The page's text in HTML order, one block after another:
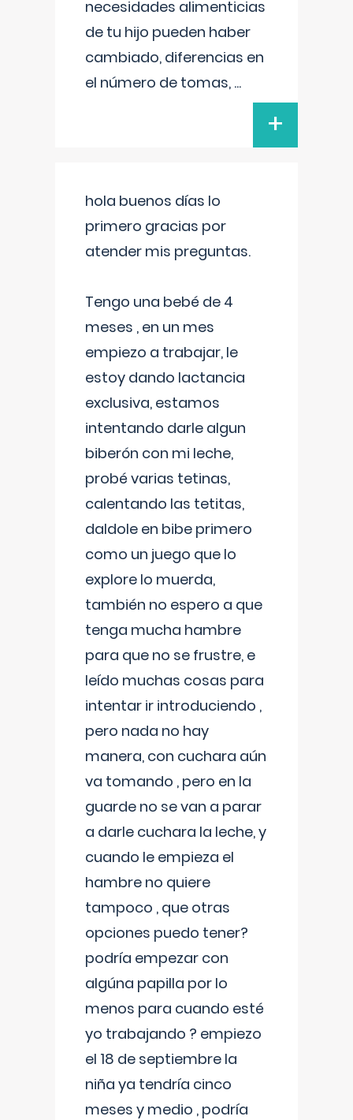
necesidades alimenticias
de tu hijo pueden haber
cambiado, diferencias en
el número de tomas, ...
+
hola buenos días lo
primero gracias por
atender mis preguntas.
Tengo una bebé de 4
meses , en un mes
empiezo a trabajar, le
estoy dando lactancia
exclusiva, estamos
intentando darle algun
biberón con mi leche,
probé varias tetinas,
calentando las tetitas,
daldole en bibe primero
como un juego que lo
explore lo muerda,
también no espero a que
tenga mucha hambre
para que no se frustre, e
leído muchas cosas para
intentar ir introduciendo ,
pero nada no hay
manera, con cuchara aún
va tomando , pero en la
guarde no se van a parar
a darle cuchara la leche, y
cuando le empieza el
hambre no quiere
tampoco , que otras
opciones puedo tener?
podría empezar con
algúna papilla por lo
menos para cuando esté
yo trabajando ? empiezo
el 18 de septiembre la
niña ya tendría cinco
meses y medio , podría